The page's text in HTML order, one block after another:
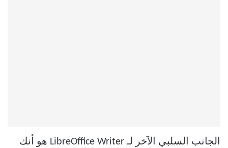
الجانب السلبي الآخر لـ LibreOffice Writer هو أنك